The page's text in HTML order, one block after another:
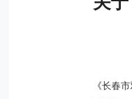
《长春市